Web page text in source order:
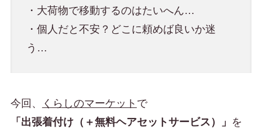
・大荷物で移動するのはたいへん…
・個人だと不安？どこに頼めば良いか迷
う…
今回、 くらしのマーケット で
「出張着付け（＋無料ヘアセットサービス）」 を